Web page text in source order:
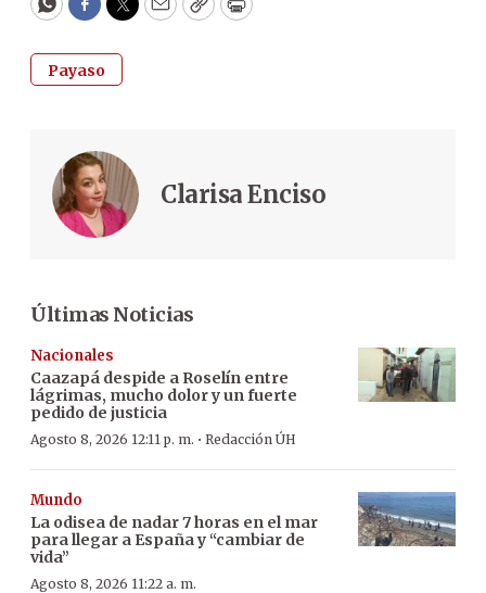
WhatsApp
Facebook
Twitter
EmailCopyPrint
Payaso
Clarisa Enciso
Últimas Noticias
Nacionales
Caazapá despide a Roselín entre
lágrimas, mucho dolor y un fuerte
pedido de justicia
Agosto 8, 2026 12:11 p. m. · Redacción ÚH
Mundo
La odisea de nadar 7 horas en el mar
para llegar a España y “cambiar de
vida”
Agosto 8, 2026 11:22 a. m.